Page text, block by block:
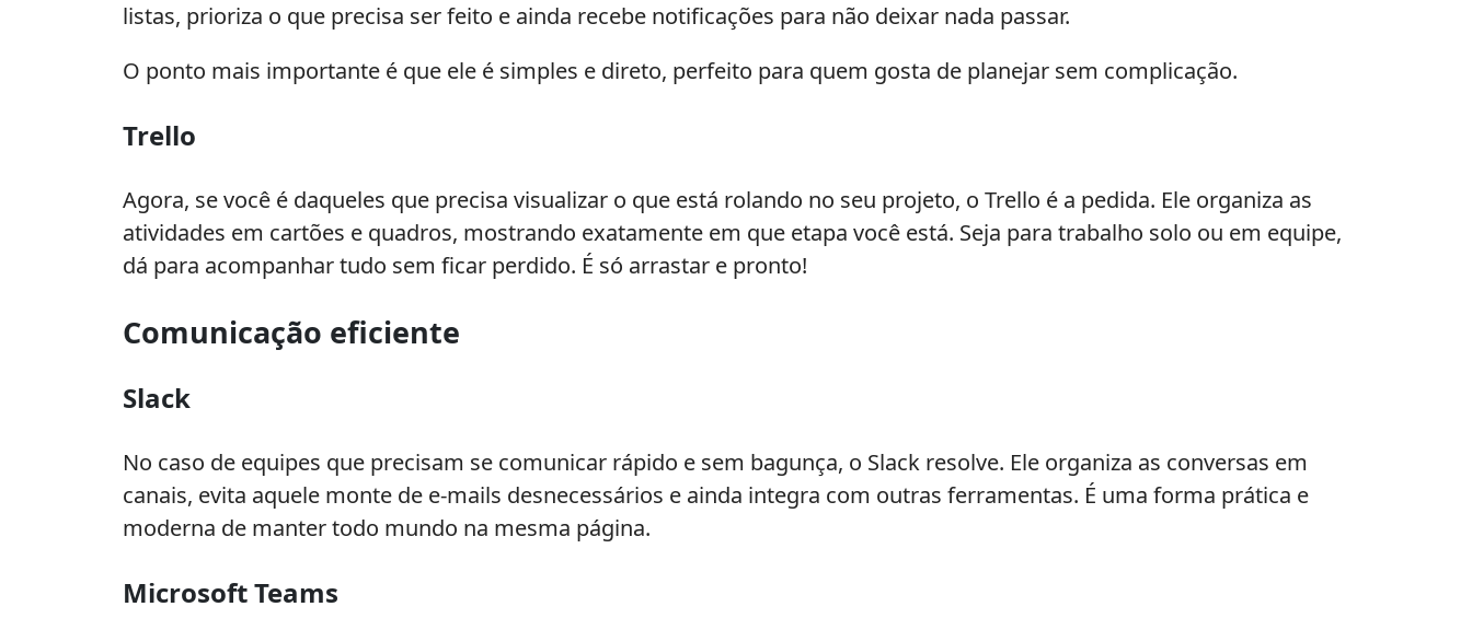
listas, prioriza o que precisa ser feito e ainda recebe notificações para não deixar nada passar.
O ponto mais importante é que ele é simples e direto, perfeito para quem gosta de planejar sem complicação.
Trello
Agora, se você é daqueles que precisa visualizar o que está rolando no seu projeto, o Trello é a pedida. Ele organiza as
atividades em cartões e quadros, mostrando exatamente em que etapa você está. Seja para trabalho solo ou em equipe,
dá para acompanhar tudo sem ficar perdido. É só arrastar e pronto!
Comunicação eficiente
Slack
No caso de equipes que precisam se comunicar rápido e sem bagunça, o Slack resolve. Ele organiza as conversas em
canais, evita aquele monte de e-mails desnecessários e ainda integra com outras ferramentas. É uma forma prática e
moderna de manter todo mundo na mesma página.
Microsoft Teams